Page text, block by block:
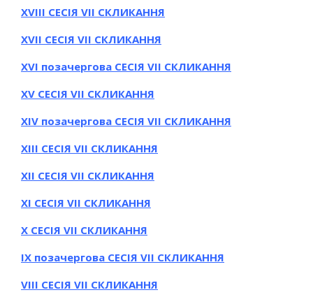
ХVІIІ СЕСІЯ VII СКЛИКАННЯ
ХVІI СЕСІЯ VII СКЛИКАННЯ
ХVІ позачергова СЕСІЯ VII СКЛИКАННЯ
ХV СЕСІЯ VII СКЛИКАННЯ
ХІV позачергова СЕСІЯ VII СКЛИКАННЯ
ХІIІ СЕСІЯ VII СКЛИКАННЯ
ХІI СЕСІЯ VII СКЛИКАННЯ
ХІ СЕСІЯ VII СКЛИКАННЯ
Х СЕСІЯ VII СКЛИКАННЯ
ІХ позачергова СЕСІЯ VII СКЛИКАННЯ
VІІI СЕСІЯ VII СКЛИКАННЯ